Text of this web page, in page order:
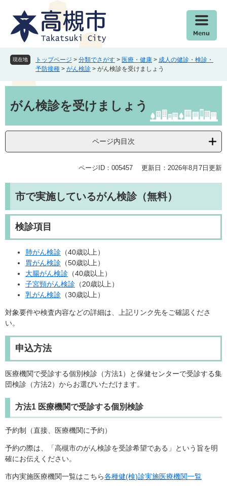
現在地 トップページ > 分類でさがす > 医療・健康 > 成人の健診・検診・
予防接種 > がん検診 > がん検診を受けましょう
がん検診を受けましょう
ページ内目次
ページID：005457 更新日：2026年8月7日更新
市で実施しているがん検診（無料）
検診項目
肺がん検診 （40歳以上）
胃がん検診 （50歳以上）
大腸がん検診 （40歳以上）
子宮頸がん検診 （20歳以上）
乳がん検診 （30歳以上）
対象要件や検査内容などの詳細は、上記リンク先をご確認くださ
い。
申込方法
医療機関で受診する個別検診（方法1）と保健センターで受診する集
団検診（方法2）からお選びいただけます。
方法1 医療機関で受診する個別検診
予約制（直接、医療機関に予約）
予約の際は、「高槻市のがん検診を受診希望である」という旨を明
確にお伝えください。
市内実施医療機関一覧はこちら各種健(検)診実施医療機関一覧